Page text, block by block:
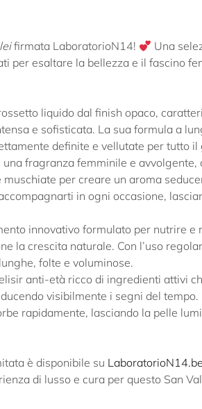
firmata LaboratorioN14!
Una
per esaltare la bellezza e il fascino
liquido dal finish opaco,
e sofisticata. La sua formula a
definite e vellutate per tutto il
una fragranza femminile e avvolgente,
per creare un aroma
in ogni occasione,
innovativo formulato per nutrire e
la crescita naturale. Con l’uso
folte e voluminose.
anti-età ricco di ingredienti attivi
visibilmente i segni del tempo.
rapidamente, lasciando la pelle
è disponibile su
di lusso e cura per questo San